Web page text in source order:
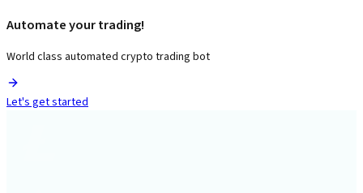
Automate your trading!
World class automated crypto trading bot
Let's get started